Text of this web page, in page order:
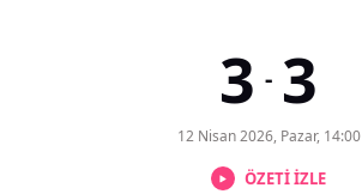
3 - 3
12 Nisan 2026, Pazar, 14:00
ÖZETİ İZLE